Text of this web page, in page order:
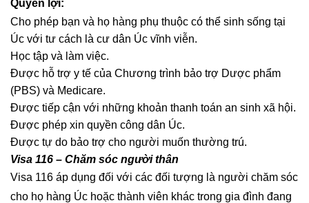
Quyền lợi:
Cho phép bạn và họ hàng phụ thuộc có thể sinh sống tại
Úc với tư cách là cư dân Úc vĩnh viễn.
Học tập và làm việc.
Được hỗ trợ y tế của Chương trình bảo trợ Dược phẩm
(PBS) và Medicare.
Được tiếp cận với những khoản thanh toán an sinh xã hội.
Được phép xin quyền công dân Úc.
Được tự do bảo trợ cho người muốn thường trú.
Visa 116 – Chăm sóc người thân
Visa 116 áp dụng đối với các đối tượng là người chăm sóc
cho họ hàng Úc hoặc thành viên khác trong gia đình đang